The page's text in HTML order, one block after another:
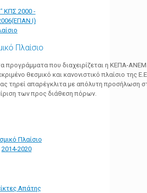
ΚΠΣ 2000 -
Ι)
Πλαίσιο
προγράμματα που διαχειρίζεται η ΚΕΠΑ-
θεσμικό και κανονιστικό πλαίσιο της
τηρεί απαρέγκλιτα με απόλυτη προσήλωση
των προς διάθεση πόρων.
Πλαίσιο
2014-2020
Απάτης